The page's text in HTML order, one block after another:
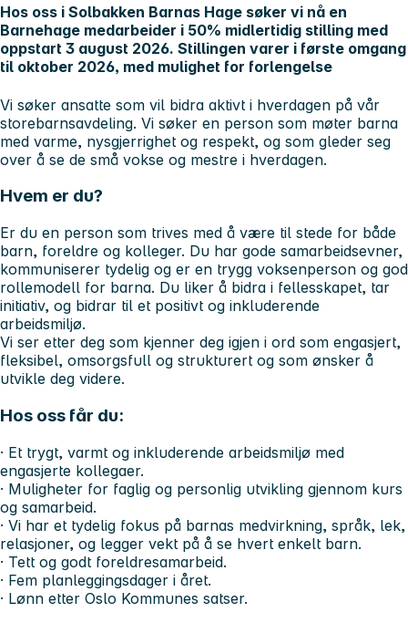
Hos oss i Solbakken Barnas Hage søker vi nå en
Barnehage medarbeider i 50% midlertidig stilling med
oppstart 3 august 2026. Stillingen varer i første omgang
til oktober 2026, med mulighet for forlengelse
Vi søker ansatte som vil bidra aktivt i hverdagen på vår
storebarnsavdeling. Vi søker en person som møter barna
med varme, nysgjerrighet og respekt, og som gleder seg
over å se de små vokse og mestre i hverdagen.
Hvem er du?
Er du en person som trives med å være til stede for både
barn, foreldre og kolleger. Du har gode samarbeidsevner,
kommuniserer tydelig og er en trygg voksenperson og god
rollemodell for barna. Du liker å bidra i fellesskapet, tar
initiativ, og bidrar til et positivt og inkluderende
arbeidsmiljø.
Vi ser etter deg som kjenner deg igjen i ord som engasjert,
fleksibel, omsorgsfull og strukturert og som ønsker å
utvikle deg videre.
Hos oss får du:
· Et trygt, varmt og inkluderende arbeidsmiljø med
engasjerte kollegaer.
· Muligheter for faglig og personlig utvikling gjennom kurs
og samarbeid.
· Vi har et tydelig fokus på barnas medvirkning, språk, lek,
relasjoner, og legger vekt på å se hvert enkelt barn.
· Tett og godt foreldresamarbeid.
· Fem planleggingsdager i året.
· Lønn etter Oslo Kommunes satser.